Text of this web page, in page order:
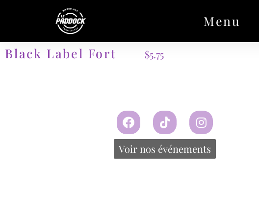
Menu
Black Label Fort $5.75
Voir nos événements